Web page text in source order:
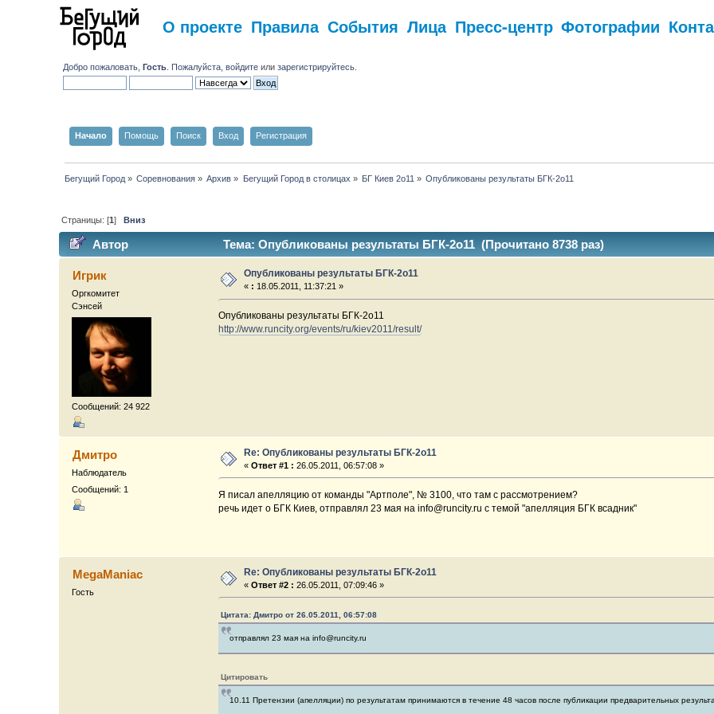
О проекте Правила События Лица Пресс-центр Фотографии
Добро пожаловать,Гость . Пожалуйста,войдите илизарегистрируйтесь
Начало Помощь Поиск Вход Регистрация
Бегущий Город» Соревнования» Архив » Бегущий Город в столицах » БГ Киев 2о11 » Опубликованы результаты БГК-2о11
Страницы: [1] Вниз
Автор Тема: Опубликованы результаты БГК-2о11 (Прочитано 8738 раз)
Игрик
Оргкомитет
Сэнсей
Сообщений: 24 922
Опубликованы результаты БГК-2о11
« : 18.05.2011, 11:37:21 »
Опубликованы результаты БГК-2о11
http://www.runcity.org/events/ru/kiev2011/result/
Дмитро
Наблюдатель
Сообщений: 1
Re: Опубликованы результаты БГК-2о11
«Ответ #1 : 26.05.2011, 06:57:08 »
Я писал апелляцию от команды "Артполе", № 3100, что там с рассмотрением?
речь идет о БГК Киев, отправлял 23 мая на info@runcity.ru с темой "апелляция БГК всадник"
MegaManiac
Гость
Re: Опубликованы результаты БГК-2о11
«Ответ #2 : 26.05.2011, 07:09:46 »
Цитата: Дмитро от 26.05.2011, 06:57:08
отправлял 23 мая на info@runcity.ru
Цитировать
10.11 Претензии (апелляции) по результатам принимаются в течение 48 часов после публикации предварительных